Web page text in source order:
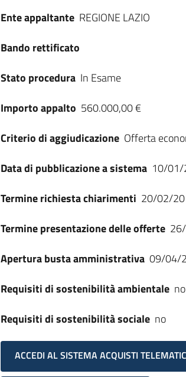
Ente appaltante REGIONE LAZIO
Bando rettificato
Stato procedura In Esame
Importo appalto 560.000,00 €
Criterio di aggiudicazione Offerta
Data di pubblicazione a sistema 10/01/
Termine richiesta chiarimenti 20/02/
Termine presentazione delle offerte
Apertura busta amministrativa 09/04/
Requisiti di sostenibilità ambientale no
Requisiti di sostenibilità sociale no
ACCEDI AL SISTEMA ACQUISTI